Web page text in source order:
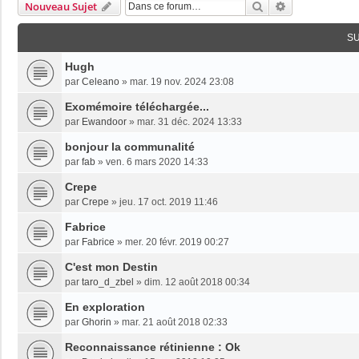
Nouveau Sujet Rechercher
Hugh
par Celeano » mar. 19 nov. 2024 23:08
Exomémoire téléchargée...
par Ewandoor » mar. 31 déc. 2024 13:33
bonjour la communalité
par fab » ven. 6 mars 2020 14:33
Crepe
par Crepe » jeu. 17 oct. 2019 11:46
Fabrice
par Fabrice » mer. 20 févr. 2019 00:27
C'est mon Destin
par taro_d_zbel » dim. 12 août 2018 00:34
En exploration
par Ghorin » mar. 21 août 2018 02:33
Reconnaissance rétinienne : Ok